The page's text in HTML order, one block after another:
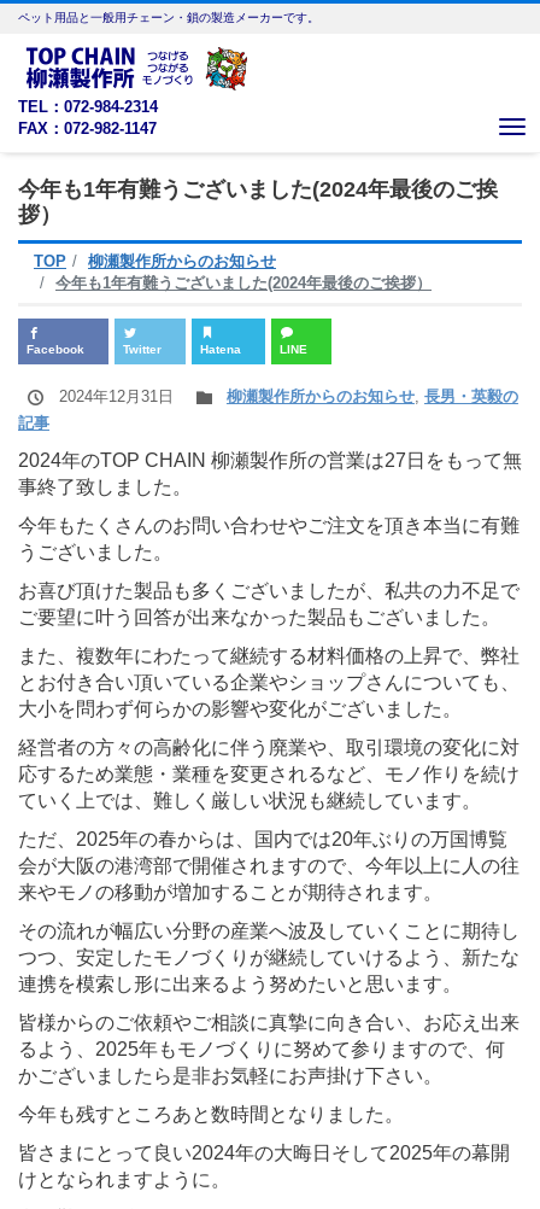
ペット用品と一般用チェーン・鎖の製造メーカーです。
TEL：072-984-2314
FAX：072-982-1147
今年も1年有難うございました(2024年最後のご挨
拶）
TOP
柳瀬製作所からのお知らせ
今年も1年有難うございました(2024年最後のご挨拶）
Facebook Twitter Hatena LINE
2024年12月31日 柳瀬製作所からのお知らせ, 長男・英毅の
記事
2024年のTOP CHAIN 柳瀬製作所の営業は27日をもって無
事終了致しました。
今年もたくさんのお問い合わせやご注文を頂き本当に有難
うございました。
お喜び頂けた製品も多くございましたが、私共の力不足で
ご要望に叶う回答が出来なかった製品もございました。
また、複数年にわたって継続する材料価格の上昇で、弊社
とお付き合い頂いている企業やショップさんについても、
大小を問わず何らかの影響や変化がございました。
経営者の方々の高齢化に伴う廃業や、取引環境の変化に対
応するため業態・業種を変更されるなど、モノ作りを続け
ていく上では、難しく厳しい状況も継続しています。
ただ、2025年の春からは、国内では20年ぶりの万国博覧
会が大阪の港湾部で開催されますので、今年以上に人の往
来やモノの移動が増加することが期待されます。
その流れが幅広い分野の産業へ波及していくことに期待し
つつ、安定したモノづくりが継続していけるよう、新たな
連携を模索し形に出来るよう努めたいと思います。
皆様からのご依頼やご相談に真摯に向き合い、お応え出来
るよう、2025年もモノづくりに努めて参りますので、何
かございましたら是非お気軽にお声掛け下さい。
今年も残すところあと数時間となりました。
皆さまにとって良い2024年の大晦日そして2025年の幕開
けとなられますように。